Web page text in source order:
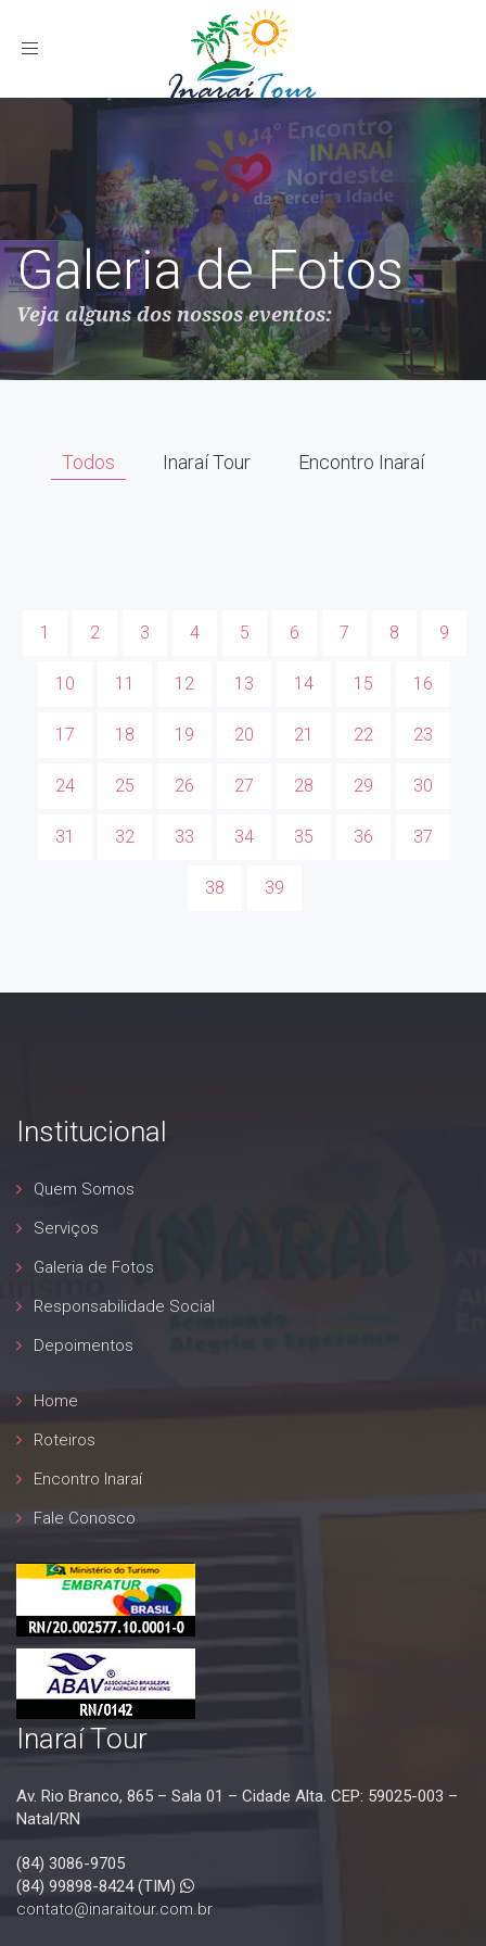
Toggle
Galeria de Fotos
Veja alguns dos nossos eventos:
Todos Inaraí Tour Encontro Inaraí
1 2 3 4 5 6 7 8 9
10 11 12 13 14 15 16
17 18 19 20 21 22 23
24 25 26 27 28 29 30
31 32 33 34 35 36 37
38 39
Institucional
Quem Somos
Serviços
Galeria de Fotos
Responsabilidade Social
Depoimentos
Home
Roteiros
Encontro Inaraí
Fale Conosco
Inaraí Tour
Av. Rio Branco, 865 – Sala 01 – Cidade Alta. CEP: 59025-003 –
Natal/RN
(84) 3086-9705
(84) 99898-8424 (TIM)
contato@inaraitour.com.br